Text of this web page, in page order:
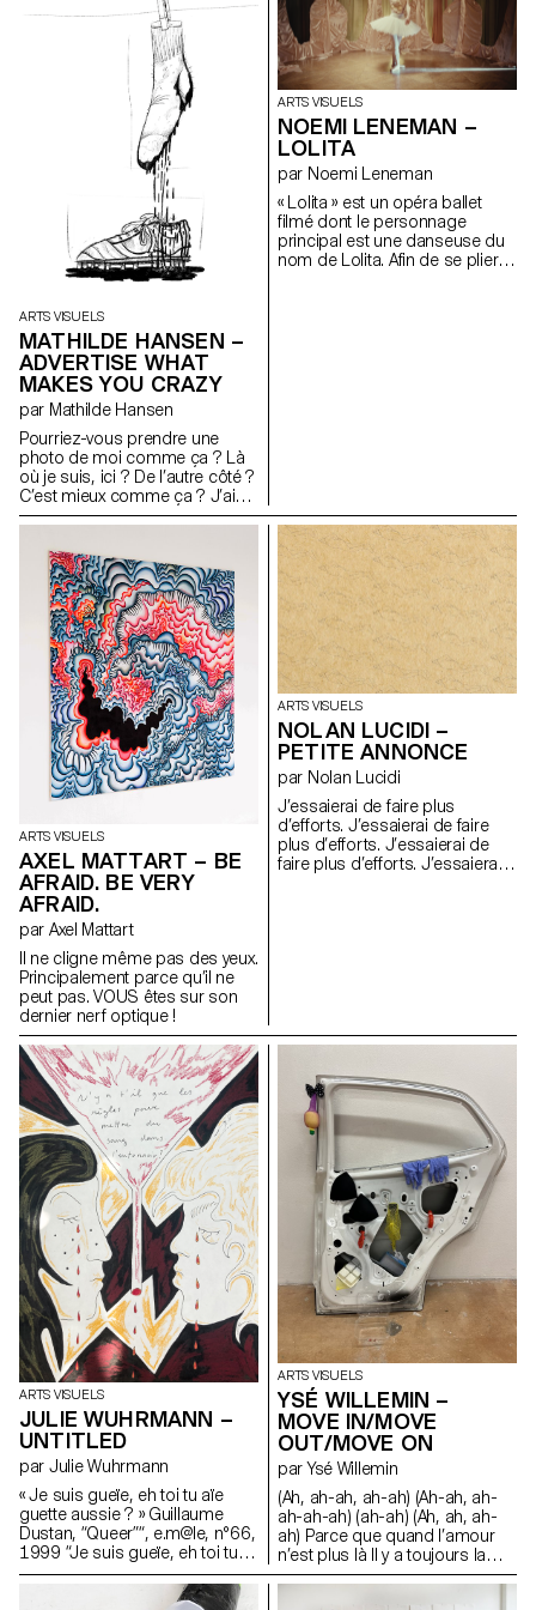
temporaire. Je n’ai pas de
technique particulière, je peins
avec ce que je trouve. Mes
quatre planches ont été
récupérées dans une benne à
ordure et la majorité du matériel
que j’utilise était destiné à être
jeté. Pour mon installation, mes
peintures sont accrochées au
mur, ne révélant que quatre des
peinture acrylique.
ARTS VISUELS
MATHILDE HANSEN –
ADVERTISE WHAT
MAKES YOU CRAZY
par Mathilde Hansen
Pourriez-vous prendre une
photo de moi comme ça ? Là
où je suis, ici ? De l’autre côté ?
C’est mieux comme ça ? J’ai
l’air cool ? Plus sérieuse ou
ok Génial.
ARTS VISUELS
NOEMI LENEMAN –
LOLITA
par Noemi Leneman
« Lolita » est un opéra ballet
filmé dont le personnage
principal est une danseuse du
nom de Lolita. Afin de se plier
pointes. Autour de ce projet,
toute une équipe de jeunes
filles artistes de mon entourage
s’est formée, collaborant
durant plusieurs mois,
essayant de tendre au mieux à
un female gaze.
Chorégraphes : Philomène
Jander et Eva Galmel
Scénographie : Salomé Engel
Costumes : Adèle Berson et
Roxane Sauvage.
ARTS VISUELS
AXEL MATTART – BE
AFRAID. BE VERY
AFRAID.
par Axel Mattart
Il ne cligne même pas des yeux.
Principalement parce qu’il ne
peut pas. VOUS êtes sur son
dernier nerf optique !
ARTS VISUELS
NOLAN LUCIDI –
PETITE ANNONCE
par Nolan Lucidi
J’essaierai de faire plus
d’efforts. J’essaierai de faire
plus d’efforts. J’essaierai de
faire plus d’efforts. J’essaierai
plus d’efforts. J’essaierai de
de faire plus d’efforts.
J’essaierai de faire plus
d’efforts. J’essaierai de faire
plus d’efforts. J’essaierai de
faire plus d’efforts.
ARTS VISUELS
JULIE WUHRMANN –
UNTITLED
par Julie Wuhrmann
« Je suis gueïe, eh toi tu aïe
guette aussie ? » Guillaume
Dustan, “Queer”“, e.m@le, n°66,
1999 “Je suis gueïe, eh toi tu
aïe guette aussie?” Guillaume
Dustan, “Queer”, e.m@le, n°66,
ARTS VISUELS
YSÉ WILLEMIN –
MOVE IN/MOVE
OUT/MOVE ON
par Ysé Willemin
(Ah, ah-ah, ah-ah) (Ah-ah, ah-
ah-ah-ah) (ah-ah) (Ah, ah, ah-
ah) Parce que quand l’amour
n’est plus là Il y a toujours la
justice Et quand la justice n’est